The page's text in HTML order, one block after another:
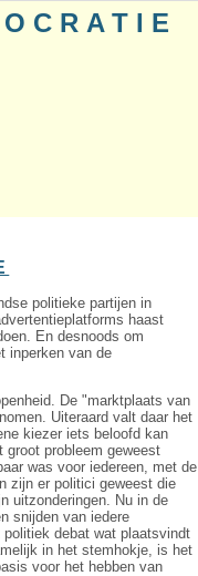
politieke partijen in
haast
En desnoods om
inperken van de
De "marktplaats van
Uiteraard valt daar het
kiezer iets beloofd kan
groot probleem geweest
was voor iedereen, met de
zijn er politici geweest die
uitzonderingen. Nu in de
snijden van iedere
debat wat plaatsvindt
in het stemhokje, is het
voor het hebben van